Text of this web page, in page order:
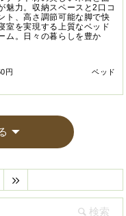
魅力。収納スペースと2口コ
ト、高さ調節可能な脚で快
室を実現する上質なベッド
ム。日々の暮らしを豊か
円 ベッド